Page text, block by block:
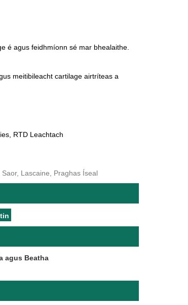
é agus feidhmíonn sé mar bhealaithe.
meitibileacht cartilage airtríteas a
RTD Leachtach
Lascaine, Praghas Íseal
agus Beatha